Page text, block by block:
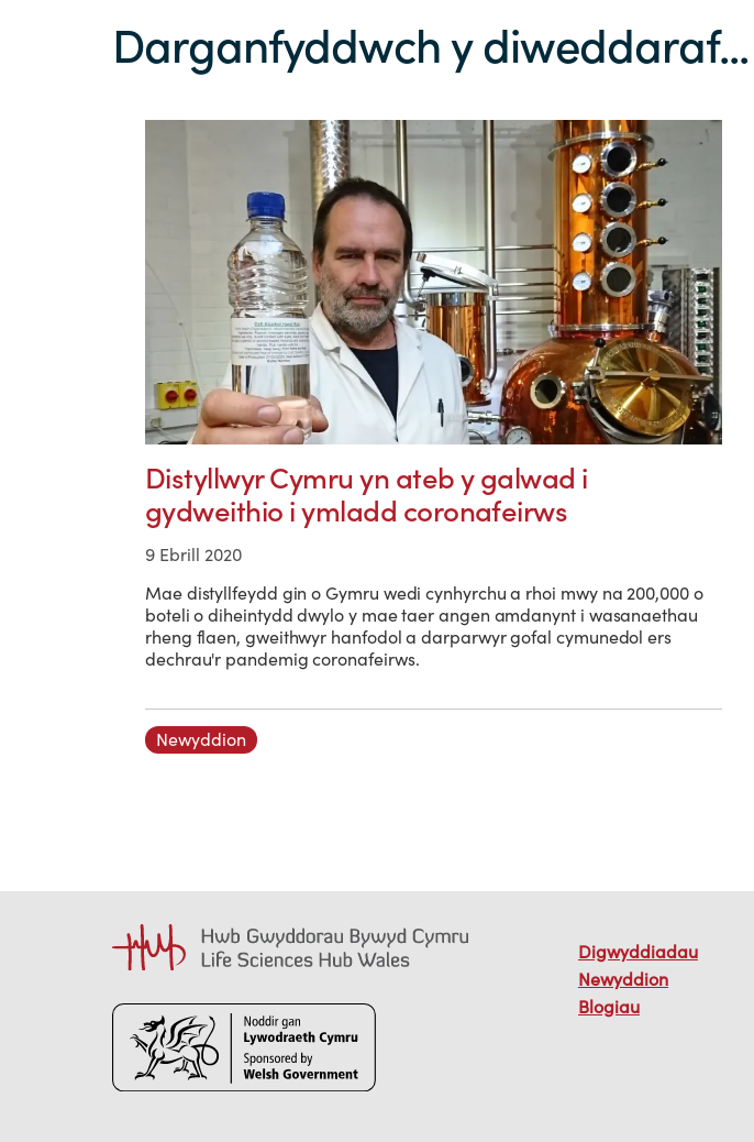
Darganfyddwch y diweddaraf...
Distyllwyr Cymru yn ateb y galwad i
gydweithio i ymladd coronafeirws
9 Ebrill 2020
Mae distyllfeydd gin o Gymru wedi cynhyrchu a rhoi mwy na 200,000 o
boteli o diheintydd dwylo y mae taer angen amdanynt i wasanaethau
rheng flaen, gweithwyr hanfodol a darparwyr gofal cymunedol ers
dechrau'r pandemig coronafeirws.
Newyddion
Digwyddiadau
Newyddion
Blogiau